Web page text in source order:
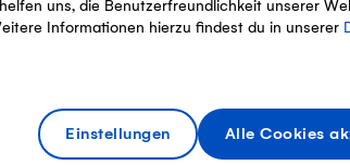
uns, die Benutzerfreundlichkeit unserer
Informationen hierzu findest du in unserer
Einstellungen Alle Cookies